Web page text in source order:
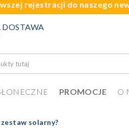
rejestracji do naszego
PROMOCJE O
solarny?